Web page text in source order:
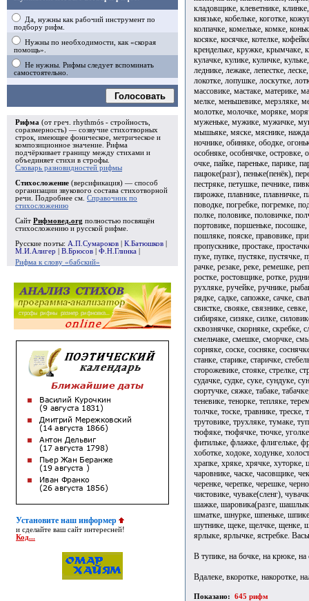
Да, нужны как рабочий инструмент по
подбору рифм.
Нужны по необходимости, как «скорая
помощь».
Не нужны. Рифмы следует вспоминать
самостоятельно.
Голосовать
Рифма (от греч. rhythmós - стройность,
соразмерность) — созвучие стихотворных
строк, имеющее фоническое, метрическое и
композиционное значение. Рифма
подчёркивает границу между стихами и
объединяет стихи в строфы
Словарь разновидностей рифмы
Стихосложение (версификация) — способ
организации звукового состава стихотворной
речи. Подробнее см. Справочник по
стихосложению
Сайт Рифмовед.org полностью посвящён
стихосложению и русской рифме.
Русские поэты: А.П.Сумароков К.Батюшков
М.И.Алигер
В.Брюсов Ф.Н.Глинка
Рифма к слову «бабский»
Установите наш информер
и сделайте ваш сайт интересней!
Код...
кладовщике, клеветнике,
князьке, кобельке, коготке,
колпачке, комельке, комке,
косяке, косячке, котелке,
крендельке, кружке, крымчаке,
кулачке, кулике, куличке,
леднике, лежаке, лепестке,
локотке, лопушке, лоскутке,
массовике, мастаке, материке,
мелке, меньшевике, мерзляке,
молотке, молочке, моряке,
муженьке, мужике, мужичке,
мышьяке, мяске, мяснике,
ночнике, обиняке, ободке,
особняке, особнячке, островке,
очке, пайке, пареньке, парике,
пацюке(разг), пеньке(пенёк),
пестряке, петушке, печнике,
пирожке, плавнике, плавничке,
поводке, погребке, погремке,
полке, половике, половичке,
портовике, поршеньке,
пошляке, пояске, правовике,
пропускнике, простаке,
пуке, пупке, пустяке, пустячке,
рачке, резаке, реке, ремешке,
ростке, ростовщике, ротке,
рухляке, ручейке, ручнике,
рядке, садке, сапожке, сачке,
свистке, свояке, связнике,
сибиряке, сизяке, силке,
сквознячке, скорняке, скребке,
смельчаке, смешке, сморчке,
сорняке, соске, сосняке,
станке, старике, старичке,
сторожевике, стояке, стрелке,
судачке, судке, суке, сундуке,
сюртучке, сяжке, табаке,
теневике, тенорке, тепляке,
толчке, тоске, травнике,
трутовике, трухляке, тумаке,
тюфяке, тюфячке, тючке,
фитильке, флажке, флигельке,
хоботке, ходоке, ходунке,
храпке, хряке, хрячке, хуторке,
чаровнике, часке, часовщике,
черенке, черепке, черешке,
чистовике, чуваке(сленг),
шажке, шаровика(разге,
шматке, шнурке, шпеньке,
шутнике, щеке, щелчке, щенке,
ярлыке, ярлычке, ястребке.
В тупике, на бочке, на крюке, на
Вдалеке, вкоротке, накоротке,
Показано: 645 рифм